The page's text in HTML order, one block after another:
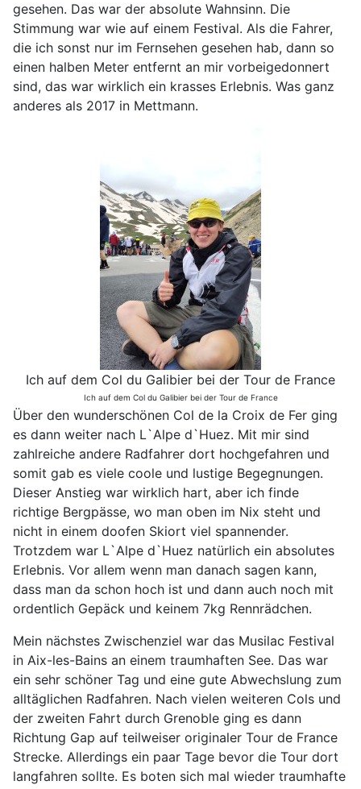
gesehen. Das war der absolute Wahnsinn. Die
Stimmung war wie auf einem Festival. Als die Fahrer,
die ich sonst nur im Fernsehen gesehen hab, dann so
einen halben Meter entfernt an mir vorbeigedonnert
sind, das war wirklich ein krasses Erlebnis. Was ganz
anderes als 2017 in Mettmann.
Ich auf dem Col du Galibier bei der Tour de France
Ich auf dem Col du Galibier bei der Tour de France
Über den wunderschönen Col de la Croix de Fer ging
es dann weiter nach L`Alpe d`Huez. Mit mir sind
zahlreiche andere Radfahrer dort hochgefahren und
somit gab es viele coole und lustige Begegnungen.
Dieser Anstieg war wirklich hart, aber ich finde
richtige Bergpässe, wo man oben im Nix steht und
nicht in einem doofen Skiort viel spannender.
Trotzdem war L`Alpe d`Huez natürlich ein absolutes
Erlebnis. Vor allem wenn man danach sagen kann,
dass man da schon hoch ist und dann auch noch mit
ordentlich Gepäck und keinem 7kg Rennrädchen.
Mein nächstes Zwischenziel war das Musilac Festival
in Aix-les-Bains an einem traumhaften See. Das war
ein sehr schöner Tag und eine gute Abwechslung zum
alltäglichen Radfahren. Nach vielen weiteren Cols und
der zweiten Fahrt durch Grenoble ging es dann
Richtung Gap auf teilweiser originaler Tour de France
Strecke. Allerdings ein paar Tage bevor die Tour dort
langfahren sollte. Es boten sich mal wieder traumhafte